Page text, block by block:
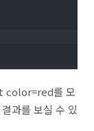
color=red를 모
과를 보실 수 있